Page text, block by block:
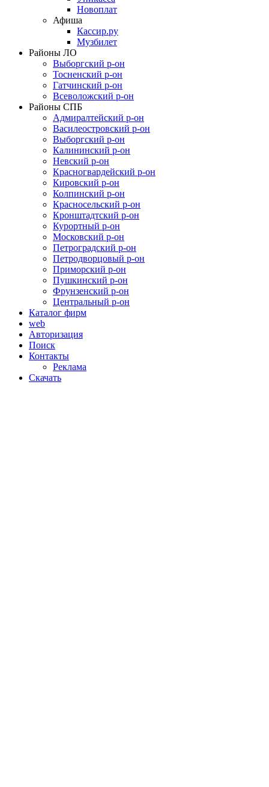
Новоплат
Афиша
Кассир.ру
Музбилет
Районы ЛО
Выборгский р-он
Тосненский р-он
Гатчинский р-он
Всеволожский р-он
Районы СПБ
Адмиралтейский р-он
Василеостровский р-он
Выборгский р-он
Калининский р-он
Невский р-он
Красногвардейский р-он
Кировский р-он
Колпинский р-он
Красносельский р-он
Кронштадтский р-он
Курортный р-он
Московский р-он
Петроградский р-он
Петродворцовый р-он
Приморский р-он
Пушкинский р-он
Фрунзенский р-он
Центральный р-он
Каталог фирм
web
Авторизация
Поиск
Контакты
Реклама
Скачать